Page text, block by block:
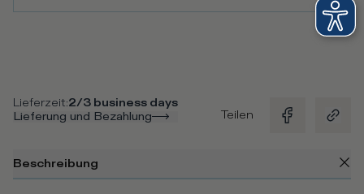
Lieferzeit:2/3 business days
Lieferung und Bezahlung
Teilen
Beschreibung